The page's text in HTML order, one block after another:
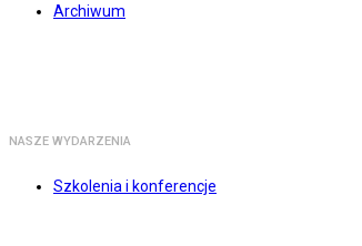
Archiwum
NASZE WYDARZENIA
Szkolenia i konferencje